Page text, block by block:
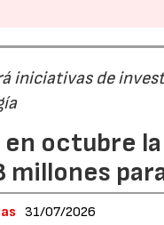
iniciativas de
en octubre
millones
31/07/2026